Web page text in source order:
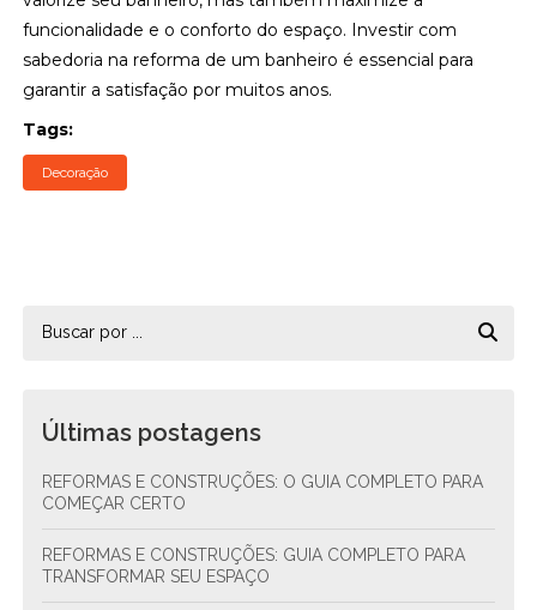
funcionalidade e o conforto do espaço. Investir com
sabedoria na reforma de um banheiro é essencial para
garantir a satisfação por muitos anos.
Tags:
Decoração
Últimas postagens
REFORMAS E CONSTRUÇÕES: O GUIA COMPLETO PARA
COMEÇAR CERTO
REFORMAS E CONSTRUÇÕES: GUIA COMPLETO PARA
TRANSFORMAR SEU ESPAÇO